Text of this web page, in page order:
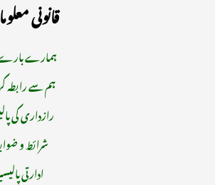
قانونی
ہمارے
ہم سے رابطہ
رازداری کی
شرائط و
ادارتی